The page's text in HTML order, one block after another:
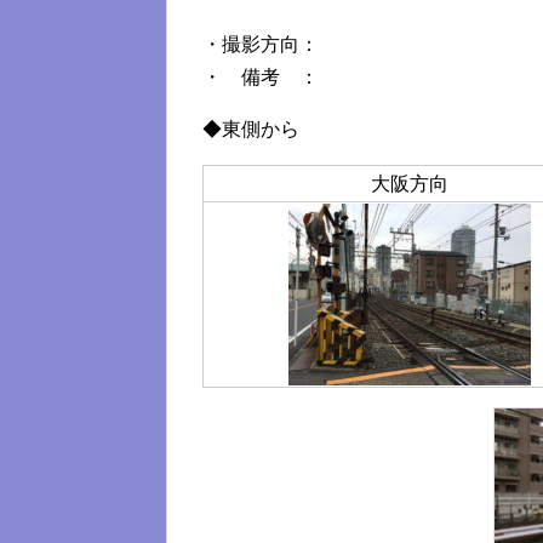
・撮影方向：
・ 備考 ：
◆東側から
大阪方向